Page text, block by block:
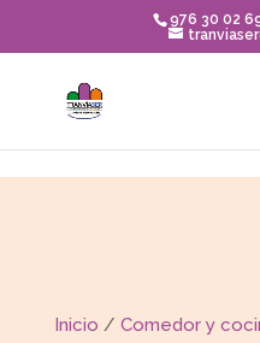
976 30 02
Inicio / Comedor y